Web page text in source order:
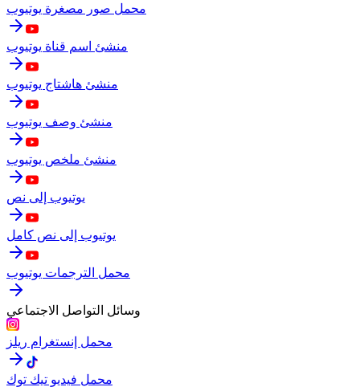
محمل صور مصغرة يوتيوب
منشئ اسم قناة يوتيوب
منشئ هاشتاج يوتيوب
منشئ وصف يوتيوب
منشئ ملخص يوتيوب
يوتيوب إلى نص
يوتيوب إلى نص كامل
محمل الترجمات يوتيوب
وسائل التواصل الاجتماعي
محمل إنستغرام ريلز
محمل فيديو تيك توك